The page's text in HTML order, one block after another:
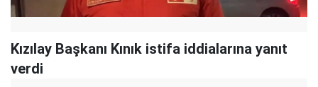
Kızılay Başkanı Kınık istifa iddialarına yanıt
verdi